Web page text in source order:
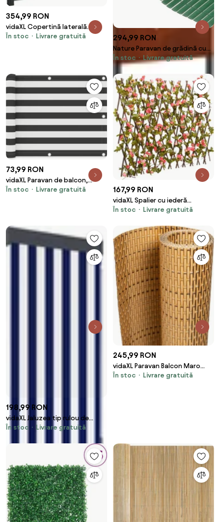
354,99 RON
vidaXL Copertină laterală
retractabilă antracit 117x300
În stoc Livrare gratuită 294,99 RON
Nature Paravan de grădină cu
două fețe, verde, 1,5 x 3 m, PVC
În stoc Livrare gratuită
73,99 RON
vidaXL Paravan de balcon,
antracit și alb, 75x400 cm,
În stoc Livrare gratuită 167,99 RON
vidaXL Spalier cu iederă
artificială extensibil, roz închis,
În stoc Livrare gratuită
198,99 RON
vidaXL Jaluzea tip rulou de
exterior, albastru și alb, 60 x
În stoc Livrare gratuită
245,99 RON
vidaXL Paravan Balcon Maro
Deschis 300x100 cm Poly
În stoc Livrare gratuită